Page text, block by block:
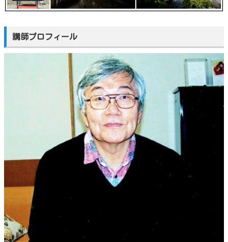
講師プロフィール